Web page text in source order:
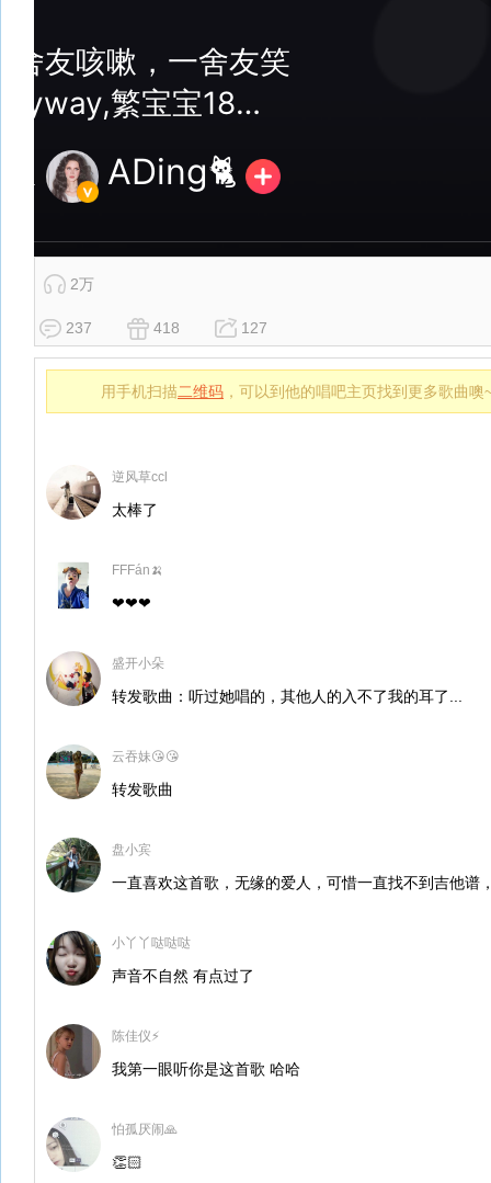
2万
237 418 127
用手机扫描二维码 ，可以到他的唱吧主页找到更多歌曲噢
逆风草ccl
太棒了
FFFán🍌
❤❤❤
盛开小朵
转发歌曲：听过她唱的，其他人的入不了我的耳了...
云吞妹😘😘
转发歌曲
盘小宾
一直喜欢这首歌，无缘的爱人，可惜一直找不到吉他谱
小丫丫哒哒哒
声音不自然 有点过了
陈佳仪⚡️
我第一眼听你是这首歌 哈哈
怕孤厌闹🙏
👏🏻